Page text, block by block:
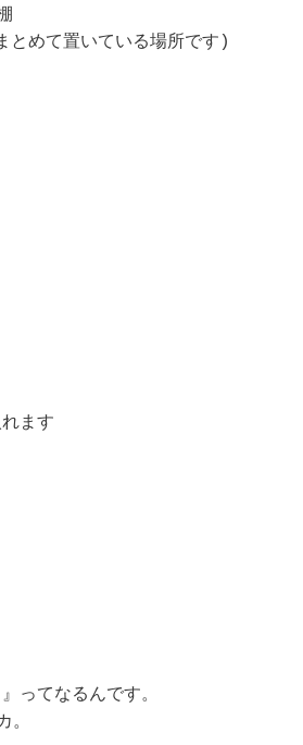
とめて置いている場所です)
ます
』ってなるんです。
。